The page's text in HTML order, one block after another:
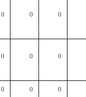
0 0 0
0 0 0
0 0 0